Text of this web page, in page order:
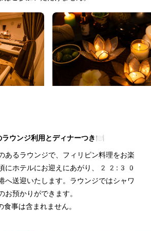
ウンジ利用とディナーつき🍽️
あるラウンジで、フィリピン料理をお楽
頃にホテルにお迎えにあがり、22:30
へ送迎いたします。ラウンジではシャワ
お預かりができます。
事は含まれません。